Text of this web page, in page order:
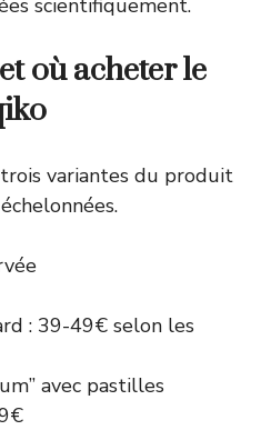
scientifiquement.
où acheter le
variantes du produit
: 39-49€ selon les
avec pastilles